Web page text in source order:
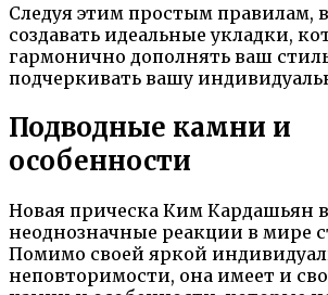
Следуя этим простым правилам,
создавать идеальные укладки,
гармонично дополнять ваш
подчеркивать вашу
Подводные камни и
особенности
Новая прическа Ким Кардашьян
неоднозначные реакции в мире
Помимо своей яркой
неповторимости, она имеет и